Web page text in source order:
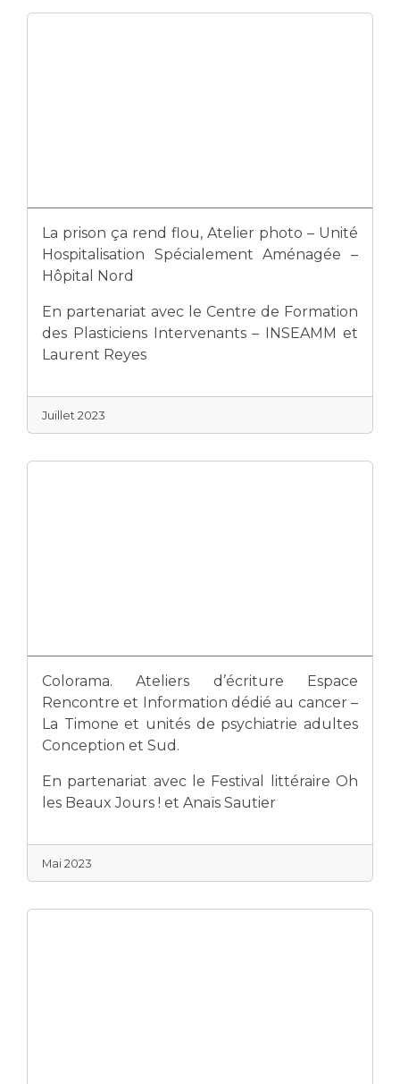
La prison ça rend flou, Atelier photo – Unité
Hospitalisation Spécialement Aménagée –
Hôpital Nord
En partenariat avec le Centre de Formation
des Plasticiens Intervenants – INSEAMM et
Laurent Reyes
Juillet 2023
Colorama. Ateliers d’écriture Espace
Rencontre et Information dédié au cancer –
La Timone et unités de psychiatrie adultes
Conception et Sud.
En partenariat avec le Festival littéraire Oh
les Beaux Jours ! et Anaïs Sautier
Mai 2023